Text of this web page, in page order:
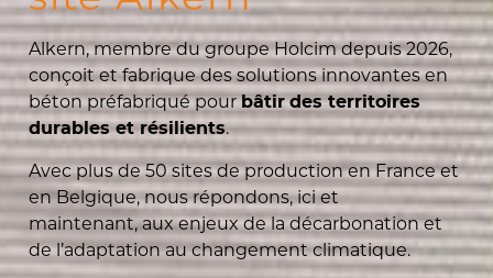
Alkern, membre du groupe Holcim depuis 2026,
conçoit et fabrique des solutions innovantes en
béton préfabriqué pourbâtir des territoires
durables et résilients.
Avec plus de 50 sites de production en France et
en Belgique, nous répondons, ici et
maintenant, aux enjeux de la décarbonation et
de l’adaptation au changement climatique.